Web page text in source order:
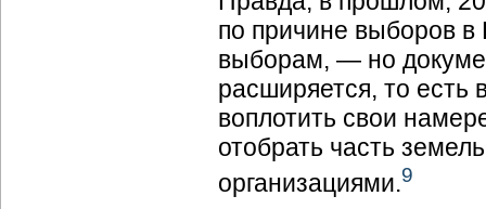
по причине выборов в
выборам, — но
расширяется, то есть
воплотить свои
отобрать часть
организациями.9